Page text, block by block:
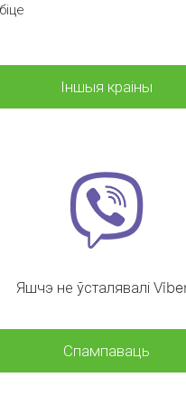
Іншыя краіны
Яшчэ не ўсталявалі
Спампаваць